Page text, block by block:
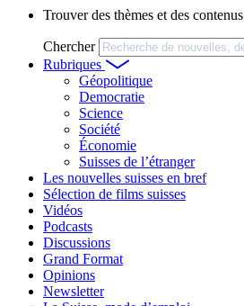
Trouver des thèmes et des contenus
Chercher
Rubriques
Géopolitique
Democratie
Science
Société
Économie
Suisses de l’étranger
Les nouvelles suisses en bref
Sélection de films suisses
Vidéos
Podcasts
Discussions
Grand Format
Opinions
Newsletter